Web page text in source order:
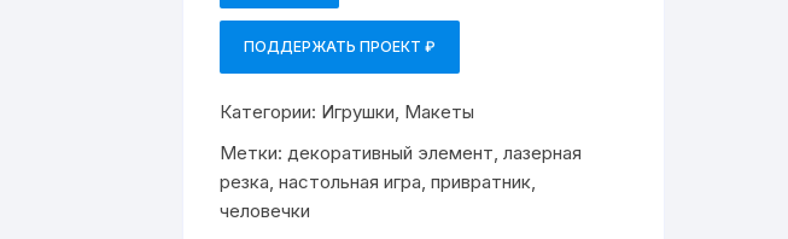
ПОДДЕРЖАТЬ ПРОЕКТ ₽
Категории: Игрушки, Макеты
Метки:декоративный элемент,лазерная
резка,настольная игра,привратник,
человечки